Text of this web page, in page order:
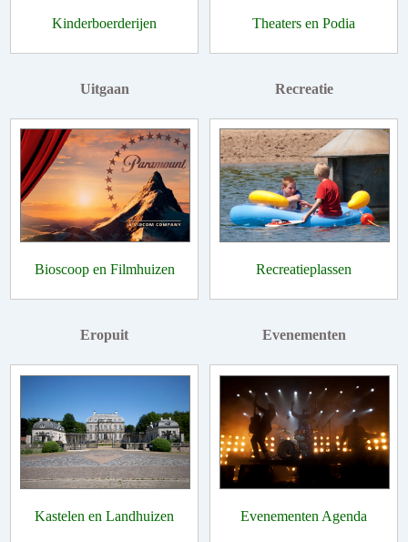
Kinderboerderijen Theaters en Podia
Uitgaan
Bioscoop en Filmhuizen
Recreatie
Recreatieplassen
Eropuit
Kastelen en Landhuizen
Evenementen
Evenementen Agenda